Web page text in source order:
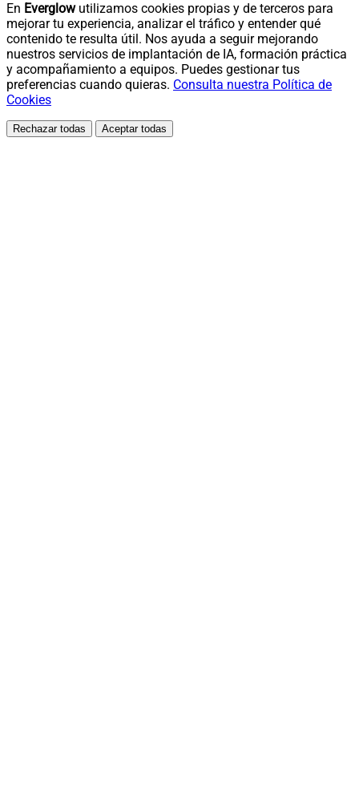
En Everglowutilizamos cookies propias y de terceros para
mejorar tu experiencia, analizar el tráfico y entender qué
contenido te resulta útil. Nos ayuda a seguir mejorando
nuestros servicios de implantación de IA, formación práctica
y acompañamiento a equipos. Puedes gestionar tus
preferencias cuando quieras. Consulta nuestra Política de
Cookies
Rechazar todas Aceptar todas